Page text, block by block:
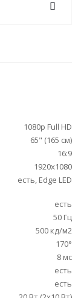
1080p Full HD
65" (165 см)
16:9
1920x1080
есть, Edge LED
есть
50 Гц
500 кд/м2
170°
8 мс
есть
есть